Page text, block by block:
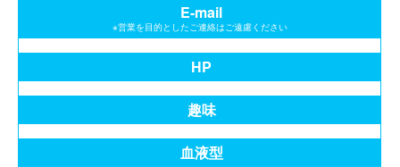
E-mail
※営業を目的としたご連絡はご遠慮ください
HP
趣味
血液型